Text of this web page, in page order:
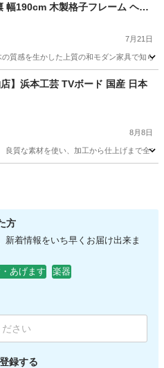
幅190cm 木製格子フレーム ヘッ
オーク カバーリング
7月21日
質感を生かした上質の和モダン家具で知ら
店】浜本工芸 TVボード 国産 日本
8月8日
良質な素材を使い、加工から仕上げまで全
方
新着情報をいち早くお届け出来ま
あげます
楽器
録する